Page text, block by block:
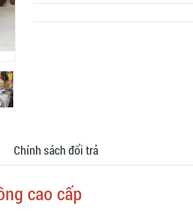
Chính sách đổi trả
cao cấp